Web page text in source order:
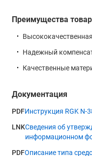
Безотказный
Качественная оптика с
Шкала для измерения
Шкала для измерения
Преимущества
Надежный
Качественные
Документация
PDFИнструкция RGK N-
LNKСведения об
информационном
PDFОписание типа